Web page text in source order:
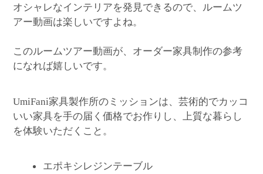
オシャレなインテリアを発見できるので、ルームツ
アー動画は楽しいですよね。
このルームツアー動画が、オーダー家具制作の参考
になれば嬉しいです。
UmiFani家具製作所のミッションは、芸術的でカッコ
いい家具を手の届く価格でお作りし、上質な暮らし
を体験いただくこと。
エポキシレジンテーブル